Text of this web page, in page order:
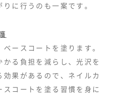
に行うのも一案です。
ースコートを塗ります。
る負担を減らし、光沢を
果があるので、ネイルカ
コートを塗る習慣を身に